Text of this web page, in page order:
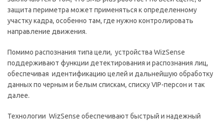
защита периметра может применяться к определенному
участку кадра, особенно там, где нужно контролировать
направление движения.
Помимо распознания типа цели, устройства WizSense
поддерживают функции детектирования и распознания лиц,
обеспечивая идентификацию целей и дальнейшую обработку
данных по черным и белым спискам, списку VIP-персон и так
далее.
Технологии WizSense обеспечивают быстрый и надежный